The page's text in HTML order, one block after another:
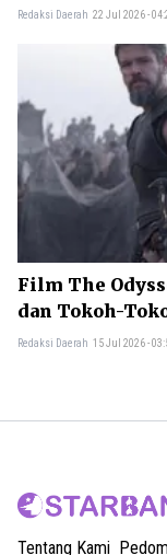
Redaksi Daerah 22 Jul 2026 -
Film The
dan Tokoh-
Redaksi Daerah 15 Jul 2026 -
Tentang Kami